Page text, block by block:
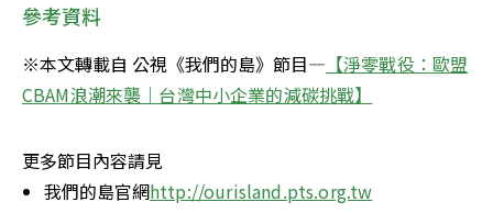
參考資料
※本文轉載自 公視《我們的島》節目— 【淨零戰役：歐盟
CBAM浪潮來襲｜台灣中小企業的減碳挑戰】
更多節目內容請見
我們的島官網http://ourisland.pts.org.tw